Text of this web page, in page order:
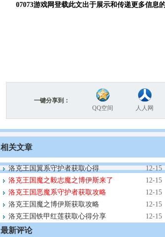
07073游戏网登载此文出于展示和传递更多信息
一键分享到：
QQ空间
人人网
相关文章
12-15
洛克王国翼系守护者获取心得
12-15
洛克王国魔之毅志魔之博伊斯来了
12-15
洛克王国恶魔系守护者获取攻略
12-15
洛克王国魔之博伊斯获取攻略
12-15
洛克王国铁甲红莲获取心得分享
最新评论